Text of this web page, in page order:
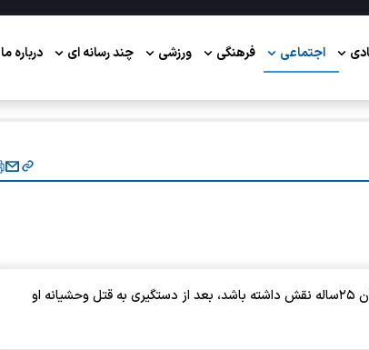
اجتماعی فرهنگی ورزشی چند رسانه ای درباره ما
صاحب مغازه جگرکی که به نظر می‌رسید در مفقود شدن جوان ۲۵ساله نقش داشته باشد، بعد از دستگیری به قتل وحشیانه او